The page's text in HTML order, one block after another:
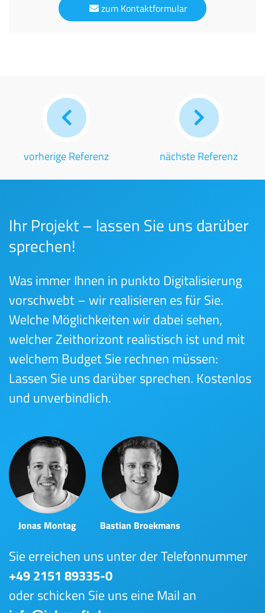
zum Kontaktformular
vorherige Referenz nächste Referenz
Ihr Projekt – lassen Sie uns darüber
sprechen!
Was immer Ihnen in punkto Digitalisierung
vorschwebt – wir realisieren es für Sie.
Welche Möglichkeiten wir dabei sehen,
welcher Zeithorizont realistisch ist und mit
welchem Budget Sie rechnen müssen:
Lassen Sie uns darüber sprechen. Kostenlos
und unverbindlich.
Jonas Montag Bastian Broekmans
Sie erreichen uns unter der Telefonnummer
+49 2151 89335-0
oder schicken Sie uns eine Mail an